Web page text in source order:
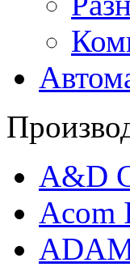
A&D
Acom